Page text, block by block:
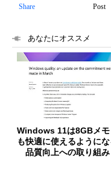
Share Post
あなたにオススメ
Windows 11は8GBメモ
も快適に使えるようにな
品質向上への取り組み